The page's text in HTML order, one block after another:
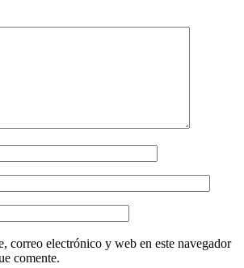
correo electrónico y web en este navegador
comente.